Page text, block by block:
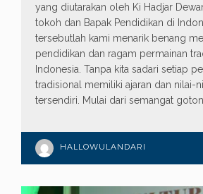
yang diutarakan oleh Ki Hadjar
tokoh dan Bapak Pendidikan di
tersebutlah kami menarik benang
pendidikan dan ragam permainan
Indonesia. Tanpa kita sadari setiap
tradisional memiliki ajaran dan nilai-
tersendiri. Mulai dari semangat
HALLOWULANDARI